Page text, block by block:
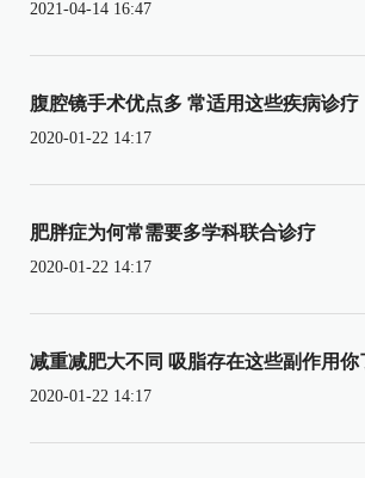
2021-04-14 16:47
腹腔镜手术优点多 常适用这些疾病诊疗
2020-01-22 14:17
肥胖症为何常需要多学科联合诊疗
2020-01-22 14:17
减重减肥大不同 吸脂存在这些副作用你
2020-01-22 14:17